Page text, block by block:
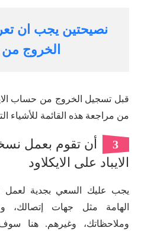
نصيحتين يجب ان
الخروج من
قبل تسجيل الخروج من حساب
من مراجعة هذه القائمة للأشياء
3
أن تقوم بعمل
الايباد على الايكلاود
يجب عليك السعي بجدية لعمل
الهامة مثل جهات إتصالك،
وملاحظاتك، وغيرهم. هنا